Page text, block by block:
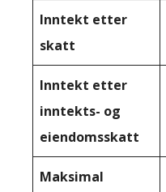
Inntekt etter
skatt
Inntekt etter
inntekts- og
eiendomsskatt
Maksimal